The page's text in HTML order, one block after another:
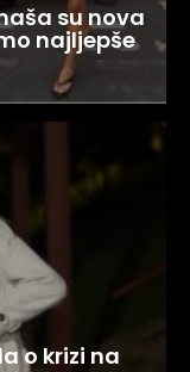
su nova
najljepše
o krizi na